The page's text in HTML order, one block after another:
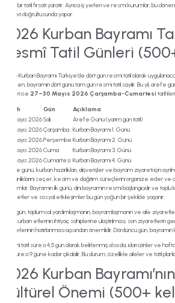
Kampüs
uzun bir tatil fırsatı yaratır. Ayrıca iş yerleri ve resmi kurumlar, bu
tarihleri doğrultusunda yapar.
2026 Kurban Bayramı
Resmî Tatil Günleri
2026 Kurban Bayramı Türkiye’de dört gün resmi tatil olarak
edilirken, bayramın dört günü tam gün resmi tatil sayılır. Bu yıl, arefe
günleri ise 27–30 Mayıs 2026 Çarşamba-Cumartesi
Tarih
Gün
Açıklama
26 Mayıs 2026Salı
Arefe Günü (yarım gün tatil)
27 Mayıs 2026Çarşamba Kurban Bayramı 1. Günü
28 Mayıs 2026Perşembe Kurban Bayramı 2. Günü
29 Mayıs 2026Cuma
Kurban Bayramı 3. Günü
30 Mayıs 2026Cumartesi Kurban Bayramı 4. Günü
Arefe günü, kurban hazırlıkları, alışverişler ve bayram ziyareti için
kurbanlıklarını seçer, kesim ve dağıtım süreçlerini organize eder ve
tamamlar. Bayramın ilk günü, dini bayramın resmi başlangıcıdır ve
Ziyaretler ve sosyal etkileşimler bu gün yoğun bir şekilde yaşanır.
İkinci gün, toplumsal yardımlaşmanın, bayramlaşmanın ve aile
gün, kurban etlerinin ihtiyaç sahiplerine ulaştırılması, son
değerlerinin hatırlanması açısından önemlidir. Dördüncü gün,
Resmî tatil süresi 4,5 gün olarak belirlenmiş olsa da, idari izinler ve
tatil süresi 9 güne kadar çıkabilir. Bu durum, özellikle aileler ve tatil
2026 Kurban
Kültürel Önemi (500+